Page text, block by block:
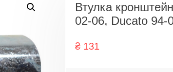
Втулка
02-06, Ducato 94-
₴ 131